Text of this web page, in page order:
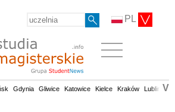
PL
Gdynia Gliwice Katowice Kielce Kraków Lublin V